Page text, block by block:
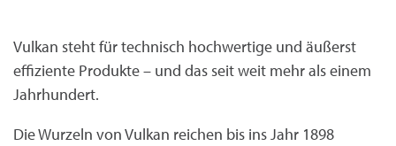
Vulkan steht für technisch hochwertige und äußerst
effiziente Produkte – und das seit weit mehr als einem
Jahrhundert.
Die Wurzeln von Vulkan reichen bis ins Jahr 1898